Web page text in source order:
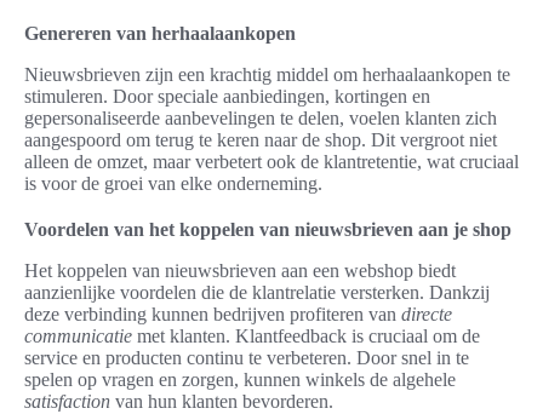
Genereren van herhaalaankopen
Nieuwsbrieven zijn een krachtig middel om herhaalaankopen te
stimuleren. Door speciale aanbiedingen, kortingen en
gepersonaliseerde aanbevelingen te delen, voelen klanten zich
aangespoord om terug te keren naar de shop. Dit vergroot niet
alleen de omzet, maar verbetert ook de klantretentie, wat cruciaal
is voor de groei van elke onderneming.
Voordelen van het koppelen van nieuwsbrieven aan je shop
Het koppelen van nieuwsbrieven aan een webshop biedt
aanzienlijke voordelen die de klantrelatie versterken. Dankzij
deze verbinding kunnen bedrijven profiteren van directe
communicatie met klanten. Klantfeedback is cruciaal om de
service en producten continu te verbeteren. Door snel in te
spelen op vragen en zorgen, kunnen winkels de algehele
satisfaction van hun klanten bevorderen.